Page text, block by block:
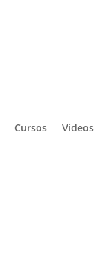
Cursos Vídeos